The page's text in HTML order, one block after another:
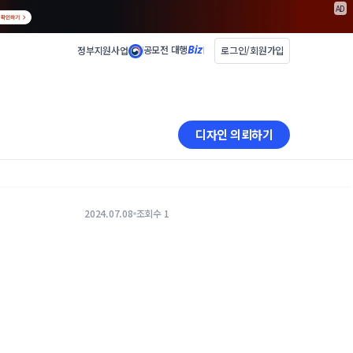
AD
정부지원사업 공모전 대행 로그인/회원가입
디자인 의뢰하기
2024.07.08 조회수 1